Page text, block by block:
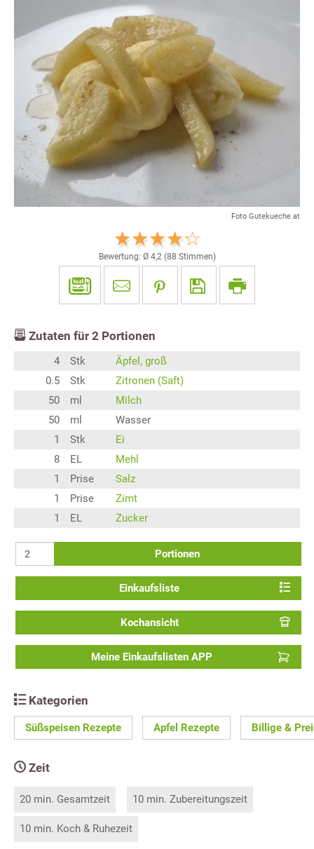
Foto Gutekueche.at
Bewertung: Ø 4,2(88 Stimmen)
Zutaten für 2 Portionen
4 Stk
Äpfel, groß
0.5
Stk
Zitronen (Saft)
50
ml
Milch
50
ml
Wasser
1
Stk
Ei
8
EL
Mehl
1
Prise
Salz
1
Prise
Zimt
1
EL Zucker
Portionen
Einkaufsliste
Kochansicht
Meine Einkaufslisten APP
Kategorien
Süßspeisen Rezepte Apfel Rezepte Billige &
Zeit
20 min. Gesamtzeit 10 min. Zubereitungszeit
10 min. Koch & Ruhezeit